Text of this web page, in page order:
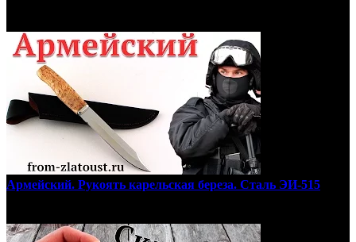
Армейский. Рукоять карельская береза. Сталь ЭИ-515